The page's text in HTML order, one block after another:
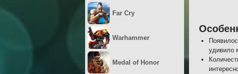
удивило
Far Cry
Warhammer
Medal of Honor